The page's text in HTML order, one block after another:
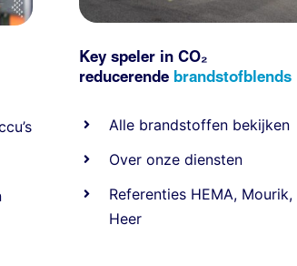
Key speler in CO₂
reducerende brandstofblends
Alle brandstoffen bekijken
Over onze diensten
Referenties HEMA, Mourik,
Heer